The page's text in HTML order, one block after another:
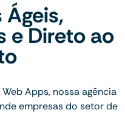
e Direto ao
Apps, nossa agência
empresas do setor de